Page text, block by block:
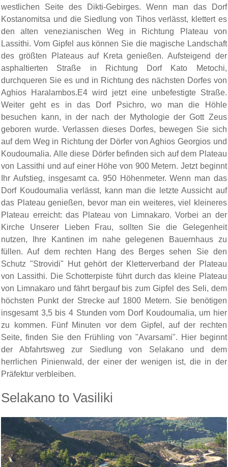
westlichen Seite des Dikti-Gebirges. Wenn man das Dorf
Kostanomitsa und die Siedlung von Tihos verlässt, klettert es
den alten venezianischen Weg in Richtung Plateau von
Lassithi. Vom Gipfel aus können Sie die magische Landschaft
des größten Plateaus auf Kreta genießen. Aufsteigend der
asphaltierten Straße in Richtung Dorf Kato Metochi,
durchqueren Sie es und in Richtung des nächsten Dorfes von
Aghios Haralambos.E4 wird jetzt eine unbefestigte Straße.
Weiter geht es in das Dorf Psichro, wo man die Höhle
besuchen kann, in der nach der Mythologie der Gott Zeus
geboren wurde. Verlassen dieses Dorfes, bewegen Sie sich
auf dem Weg in Richtung der Dörfer von Aghios Georgios und
Koudoumalia. Alle diese Dörfer befinden sich auf dem Plateau
von Lassithi und auf einer Höhe von 900 Metern. Jetzt beginnt
Ihr Aufstieg, insgesamt ca. 950 Höhenmeter. Wenn man das
Dorf Koudoumalia verlässt, kann man die letzte Aussicht auf
das Plateau genießen, bevor man ein weiteres, viel kleineres
Plateau erreicht: das Plateau von Limnakaro. Vorbei an der
Kirche Unserer Lieben Frau, sollten Sie die Gelegenheit
nutzen, Ihre Kantinen im nahe gelegenen Bauernhaus zu
füllen. Auf dem rechten Hang des Berges sehen Sie den
Schutz "Strovidi" Hut gehört der Kletterverband der Plateau
von Lassithi. Die Schotterpiste führt durch das kleine Plateau
von Limnakaro und fährt bergauf bis zum Gipfel des Seli, dem
höchsten Punkt der Strecke auf 1800 Metern. Sie benötigen
insgesamt 3,5 bis 4 Stunden vom Dorf Koudoumalia, um hier
zu kommen. Fünf Minuten vor dem Gipfel, auf der rechten
Seite, finden Sie den Frühling von "Avarsami". Hier beginnt
der Abfahrtsweg zur Siedlung von Selakano und dem
herrlichen Pinienwald, der einer der wenigen ist, die in der
Präfektur verbleiben.
Selakano to Vasiliki